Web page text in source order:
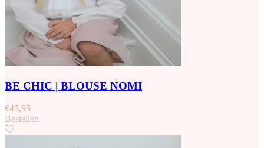
BE CHIC | BLOUSE NOMI
€45,95
Bestellen